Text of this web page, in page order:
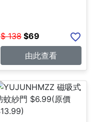
$ 138 $69
由此查看